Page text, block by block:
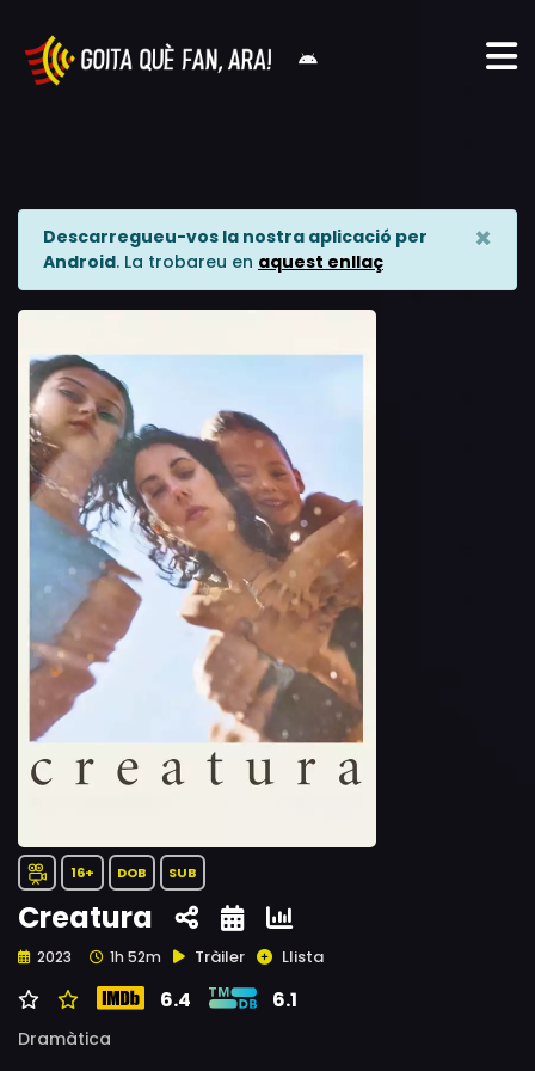
Descarregueu-vos la nostra aplicació per
Android. La trobareu en aquest enllaç
×
16+ DOB SUB
Creatura
2023 1h 52m Tràiler Llista
6.4 6.1
Dramàtica